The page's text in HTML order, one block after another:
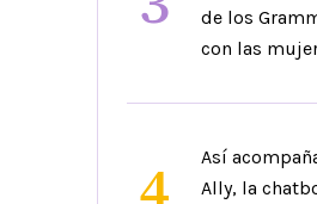
de los
con las
4
Así
Ally, la